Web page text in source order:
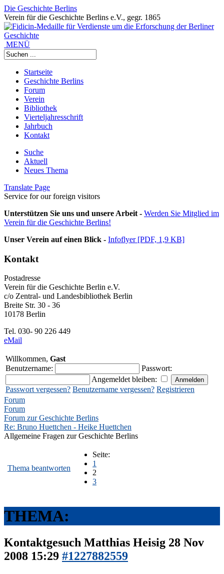
Die Geschichte Berlins
Verein für die Geschichte Berlins e.V., gegr. 1865
MENÜ
Startseite
Geschichte Berlins
Forum
Verein
Bibliothek
Vierteljahresschrift
Jahrbuch
Kontakt
Suche
Aktuell
Neues Thema
Translate Page
Service for our foreign visitors
Unterstützen Sie uns und unsere Arbeit - Werden Sie Mitglied im
Verein für die Geschichte Berlins!
Unser Verein auf einen Blick - Infoflyer [PDF, 1,9 KB]
Kontakt
Postadresse
Verein für die Geschichte Berlin e.V.
c/o Zentral- und Landesbibliothek Berlin
Breite Str. 30 - 36
10178 Berlin
Tel. 030- 90 226 449
eMail
Willkommen, Gast
Benutzername:
Passwort:
Angemeldet bleiben:
Passwort vergessen? Benutzername vergessen? Registrieren
Forum
Forum
Forum zur Geschichte Berlins
Re: Bruno Huettchen - Heike Huettchen
Allgemeine Fragen zur Geschichte Berlins
Thema beantworten
Seite:
1
2
3
THEMA:
Kontaktgesuch Matthias Heisig 28 Nov
2008 15:29 #1227882559